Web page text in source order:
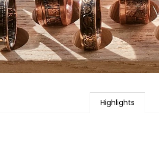
Highlights